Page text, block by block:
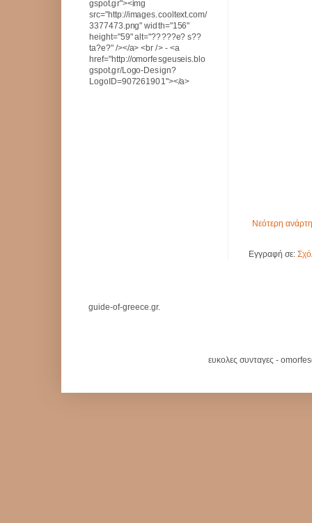
Νεότερη
Εγγραφή σε:
gspot.gr"><img
src="http://images.cooltext.com/
3377473.png" width="156"
height="59" alt="?????e? s??
ta?e?" /></a> <br /> - <a
href="http://omorfesgeuseis.blo
gspot.gr/Logo-Design?
LogoID=907261901"></a>
guide-of-greece.gr.
ευκολες συνταγες -